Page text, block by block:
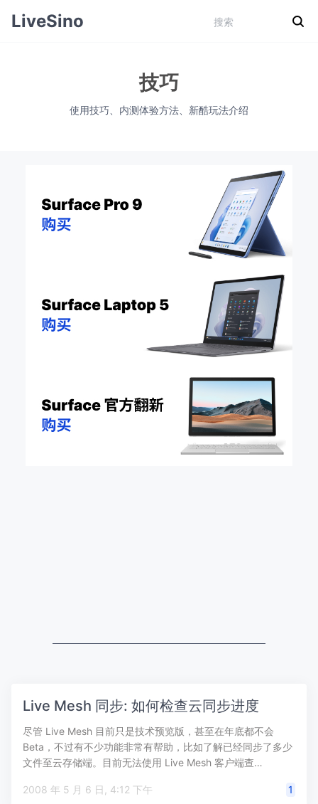
LiveSino
技巧
使用技巧、内测体验方法、新酷玩法介绍
Live Mesh 同步: 如何检查云同步进度
尽管 Live Mesh 目前只是技术预览版，甚至在年底都不会
Beta，不过有不少功能非常有帮助，比如了解已经同步了多少
文件至云存储端。目前无法使用 Live Mesh 客户端查…
2008 年 5 月 6 日, 4:12 下午 1